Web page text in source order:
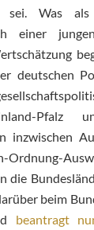
Was als
einer
deutschen
Pfalz
inzwischen
Ordnung-
die
beim
beantragt